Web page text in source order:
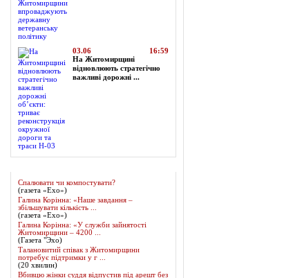
03.06
16:59
На Житомирщині
відновлюють стратегічно
важливі дорожні ...
Спалювати чи компостувати?
(газета «Ехо»)
Галина Корінна: «Наше завдання –
збільшувати кількість ...
(газета «Ехо»)
Галина Корінна: «У служби зайнятості
Житомирщини – 4200 ...
(Газета "Эхо)
Талановитий співак з Житомирщини
потребує підтримки у г ...
(20 хвилин)
Вбивцю жінки суддя відпустив під арешт без